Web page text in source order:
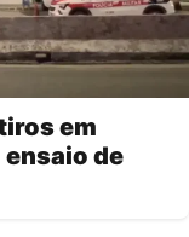
em
de